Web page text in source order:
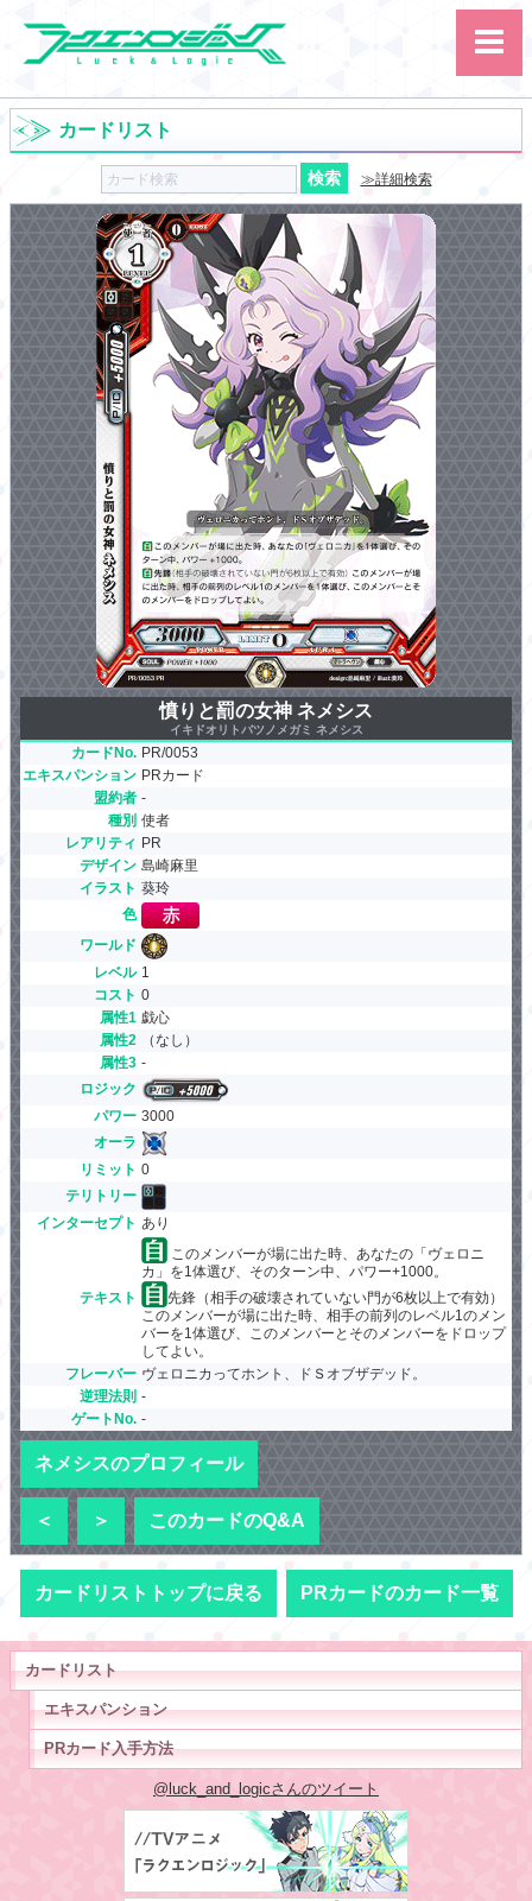
サイト内検索
カード ルール
大会
講習会
その他
カードリスト
≫詳細検索
憤りと罰の女神 ネメシス
イキドオリトバツノメガミ ネメシス
カードNo. PR/0053
エキスパンション PRカード
盟約者 -
種別 使者
レアリティ PR
デザイン 島崎麻里
イラスト 葵玲
色
ワールド
レベル 1
コスト 0
属性1 戯心
属性2
（なし）
属性3 -
ロジック
パワー 3000
オーラ
リミット 0
テリトリー
インターセプト あり
テキスト
このメンバーが場に出た時、あなたの「ヴェロニ
カ」を1体選び、そのターン中、パワー+1000。
先鋒（相手の破壊されていない門が6枚以上で有効）
このメンバーが場に出た時、相手の前列のレベル1のメン
バーを1体選び、このメンバーとそのメンバーをドロップ
してよい。
フレーバー ヴェロニカってホント、ドＳオブザデッド。
逆理法則 -
ゲートNo. -
ネメシスのプロフィール
＜ ＞ このカードのQ&A
カードリストトップに戻る PRカードのカード一覧
カードリスト
エキスパンション
PRカード入手方法
@luck_and_logicさんのツイート